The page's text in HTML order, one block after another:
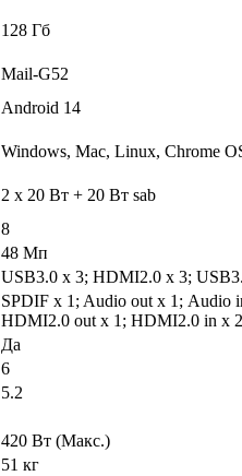
128 Гб
Mail-G52
Android 14
Windows, Mac, Linux, Chrome
2 х 20 Вт + 20 Вт sab
8
48 Мп
USB3.0 х 3; HDMI2.0 х 3;
SPDIF x 1; Audio out х 1; Audio
HDMI2.0 out х 1; HDMI2.0 in х
Да
6
5.2
420 Вт (Maкс.)
51 кг